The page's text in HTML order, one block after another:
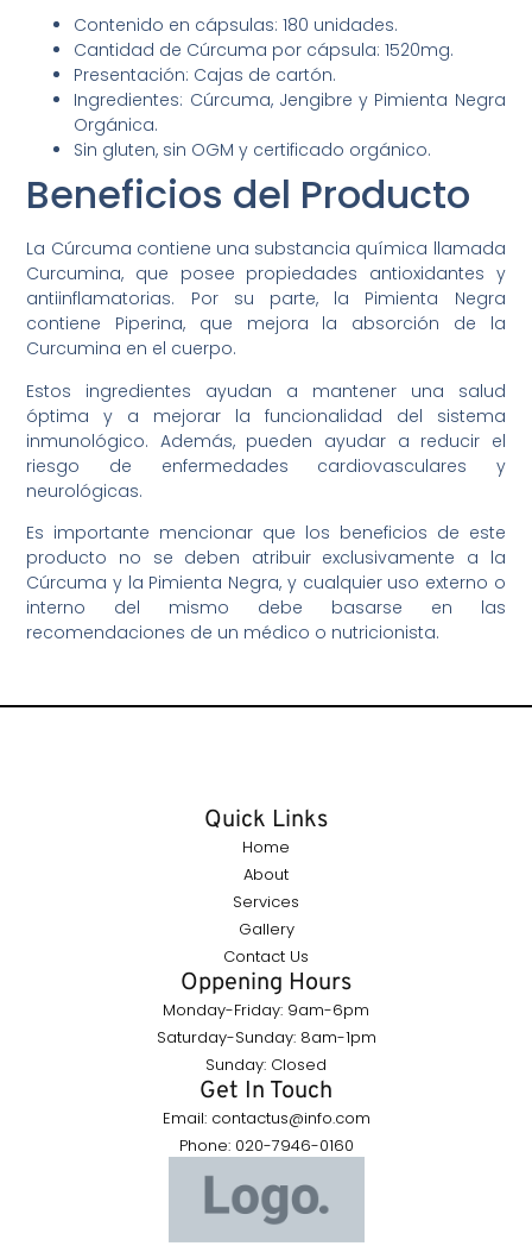
Contenido en cápsulas: 180 unidades.
Cantidad de Cúrcuma por cápsula: 1520mg.
Presentación: Cajas de cartón.
Ingredientes: Cúrcuma, Jengibre y Pimienta Negra
Orgánica.
Sin gluten, sin OGM y certificado orgánico.
Beneficios del Producto
La Cúrcuma contiene una substancia química llamada
Curcumina, que posee propiedades antioxidantes y
antiinflamatorias. Por su parte, la Pimienta Negra
contiene Piperina, que mejora la absorción de la
Curcumina en el cuerpo.
Estos ingredientes ayudan a mantener una salud
óptima y a mejorar la funcionalidad del sistema
inmunológico. Además, pueden ayudar a reducir el
riesgo de enfermedades cardiovasculares y
neurológicas.
Es importante mencionar que los beneficios de este
producto no se deben atribuir exclusivamente a la
Cúrcuma y la Pimienta Negra, y cualquier uso externo o
interno del mismo debe basarse en las
recomendaciones de un médico o nutricionista.
Quick Links
Home
About
Services
Gallery
Contact Us
Oppening Hours
Monday-Friday: 9am-6pm
Saturday-Sunday: 8am-1pm
Sunday: Closed
Get In Touch
Email: contactus@info.com
Phone: 020-7946-0160